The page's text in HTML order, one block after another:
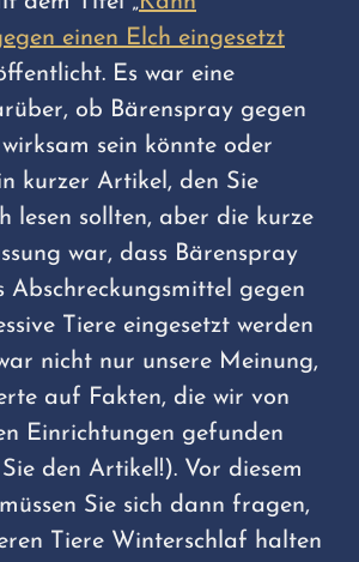
einen Elch eingesetzt
Es war eine
ob Bärenspray gegen
sein könnte oder
kurzer Artikel, den Sie
lesen sollten, aber die kurze
war, dass Bärenspray
Abschreckungsmittel gegen
Tiere eingesetzt werden
nicht nur unsere Meinung,
auf Fakten, die wir von
Einrichtungen gefunden
den Artikel!). Vor diesem
Sie sich dann fragen,
Tiere Winterschlaf halten